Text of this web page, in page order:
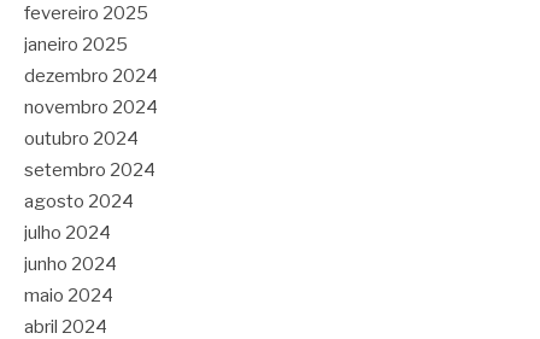
fevereiro 2025
janeiro 2025
dezembro 2024
novembro 2024
outubro 2024
setembro 2024
agosto 2024
julho 2024
junho 2024
maio 2024
abril 2024